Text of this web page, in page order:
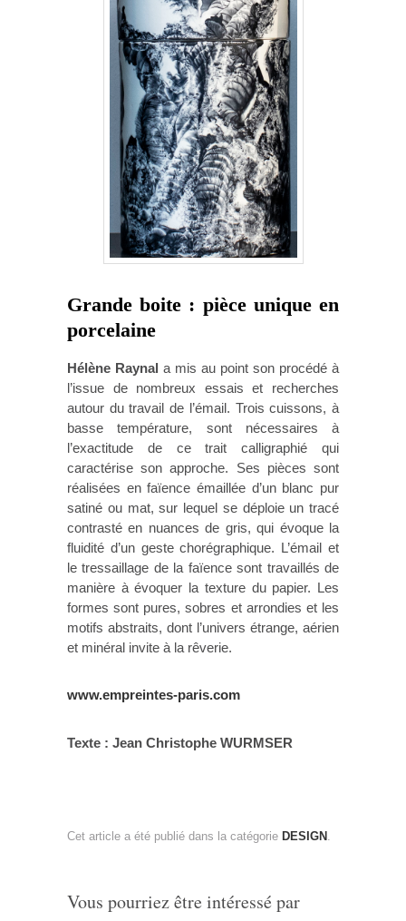
Grande boite : pièce unique en
porcelaine
Hélène Raynal a mis au point son procédé à
l’issue de nombreux essais et recherches
autour du travail de l’émail. Trois cuissons, à
basse température, sont nécessaires à
l’exactitude de ce trait calligraphié qui
caractérise son approche. Ses pièces sont
réalisées en faïence émaillée d’un blanc pur
satiné ou mat, sur lequel se déploie un tracé
contrasté en nuances de gris, qui évoque la
fluidité d’un geste chorégraphique. L’émail et
le tressaillage de la faïence sont travaillés de
manière à évoquer la texture du papier. Les
formes sont pures, sobres et arrondies et les
motifs abstraits, dont l’univers étrange, aérien
et minéral invite à la rêverie.
www.empreintes-paris.com
Texte : Jean Christophe WURMSER
Cet article a été publié dans la catégorie DESIGN .
Vous pourriez être intéressé par